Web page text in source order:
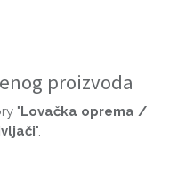
proizvoda
"Lovačka oprema /
".